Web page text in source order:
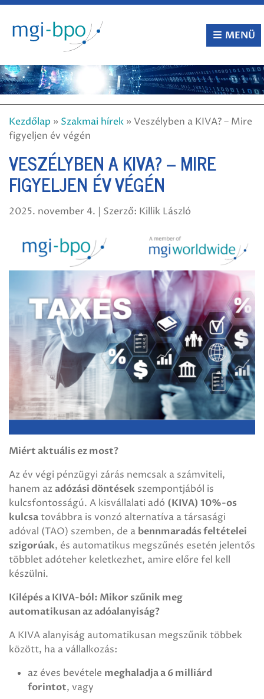
Tovább
tartalomra
MENÜ
Kezdőlap » Szakmai hírek » Veszélyben a KIVA? – Mire
figyeljen év végén
VESZÉLYBEN A KIVA? – MIRE
FIGYELJEN ÉV VÉGÉN
2025. november 4. | Szerző: Killik László
Miért aktuális ez most?
Az év végi pénzügyi zárás nemcsak a számviteli,
hanem az adózási döntések szempontjából is
kulcsfontosságú. A kisvállalati adó (KIVA) 10%-os
kulcsatovábbra is vonzó alternatíva a társasági
adóval (TAO) szemben, de a bennmaradás feltételei
szigorúak, és automatikus megszűnés esetén jelentős
többlet adóteher keletkezhet, amire előre fel kell
készülni.
Kilépés a KIVA-ból: Mikor szűnik meg
automatikusan az adóalanyiság?
A KIVA alanyiság automatikusan megszűnik többek
között, ha a vállalkozás:
az éves bevétele meghaladja a 6 milliárd
forintot, vagy